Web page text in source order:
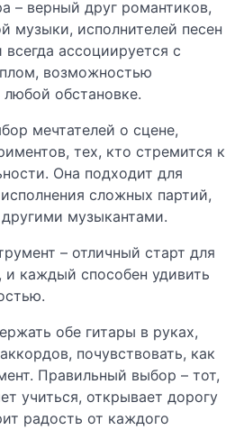
– верный друг романтиков,
музыки, исполнителей песен
ассоциируется с
возможностью
обстановке.
мечтателей о сцене,
тех, кто стремится к
Она подходит для
сложных партий,
музыкантами.
– отличный старт для
и каждый способен удивить
обе гитары в руках,
почувствовать, как
Правильный выбор – тот,
учиться, открывает дорогу
радость от каждого